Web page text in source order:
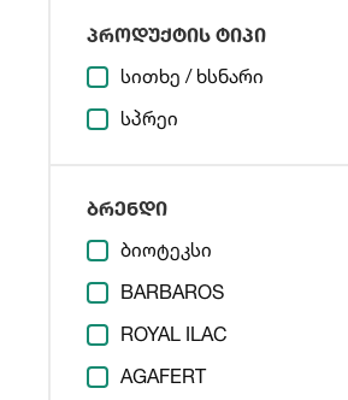
პროდუქტის ტიპი
სითხე / ხსნარი
სპრეი
ბრენდი
ბიოტეკსი
BARBAROS
ROYAL ILAC
AGAFERT